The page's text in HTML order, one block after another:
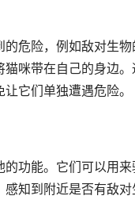
危险，例如敌对生
咪带在自己的身边
它们单独遭遇危险。
功能。它们可以用
知到附近是否有敌